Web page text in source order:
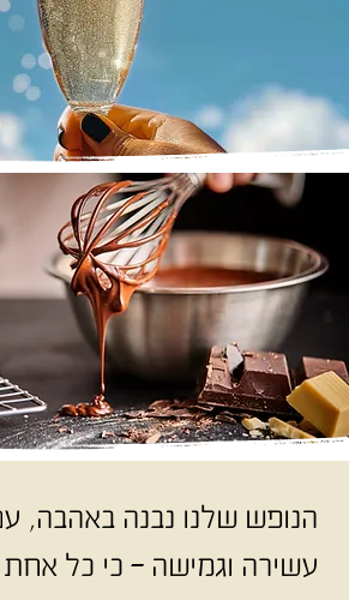
הנופש שלנו נבנה באהבה,
עשירה וגמישה – כי כל